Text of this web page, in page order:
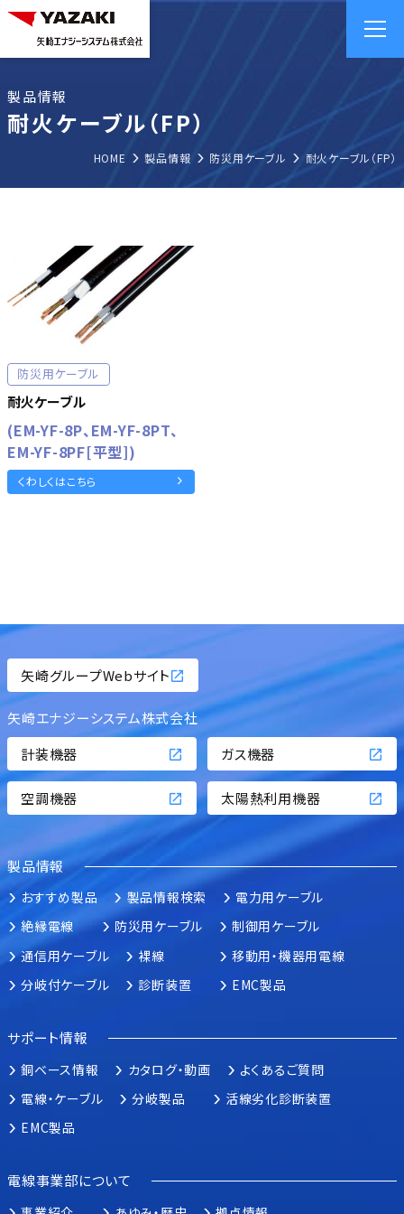
製品情報
耐火ケーブル（FP）
HOME 製品情報 防災用ケーブル 耐火ケーブル（FP）
防災用ケーブル
耐火ケーブル
(EM-YF-8P、EM-YF-8PT、
EM-YF-8PF[平型])
くわしくはこちら
矢崎グループWebサイト
矢崎エナジーシステム株式会社
計装機器
ガス機器
空調機器 太陽熱利用機器
製品情報
おすすめ製品 製品情報検索
電力用ケーブル
絶縁電線
防災用ケーブル
制御用ケーブル
通信用ケーブル
裸線
移動用・機器用電線
分岐付ケーブル
診断装置 EMC製品
サポート情報
銅ベース情報 カタログ・動画
よくあるご質問
電線・ケーブル
分岐製品
活線劣化診断装置
EMC製品
電線事業部について